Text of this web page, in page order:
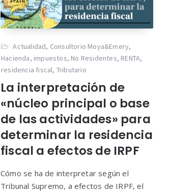
Actualidad, Consultorio Moya&Emery,
Hacienda, impuestos, No Residentes, RENTA,
residencia fiscal, Tributario
La interpretación de
«núcleo principal o base
de las actividades» para
determinar la residencia
fiscal a efectos de IRPF
Cómo se ha de interpretar según el
Tribunal Supremo, a efectos de IRPF, el